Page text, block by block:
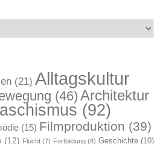
(21) Alltagskultur
(46) Architektur
(92)
(15) Filmproduktion (39)
(12) Flucht (7) Fortbildung (8) Geschichte (10)